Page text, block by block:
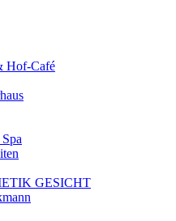
Hof-Café
GESICHT